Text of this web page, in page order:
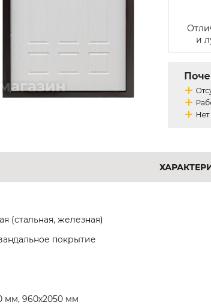
и
(стальная, железная)
покрытие
мм, 960х2050 мм